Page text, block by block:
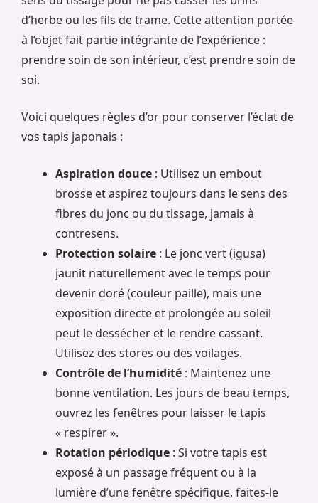
d’herbe ou les fils de trame. Cette attention portée
à l’objet fait partie intégrante de l’expérience :
prendre soin de son intérieur, c’est prendre soin de
soi.
Voici quelques règles d’or pour conserver l’éclat de
vos tapis japonais :
Aspiration douce : Utilisez un embout
brosse et aspirez toujours dans le sens des
fibres du jonc ou du tissage, jamais à
contresens.
Protection solaire : Le jonc vert (igusa)
jaunit naturellement avec le temps pour
devenir doré (couleur paille), mais une
exposition directe et prolongée au soleil
peut le dessécher et le rendre cassant.
Utilisez des stores ou des voilages.
Contrôle de l’humidité : Maintenez une
bonne ventilation. Les jours de beau temps,
ouvrez les fenêtres pour laisser le tapis
« respirer ».
Rotation périodique : Si votre tapis est
exposé à un passage fréquent ou à la
lumière d’une fenêtre spécifique, faites-le